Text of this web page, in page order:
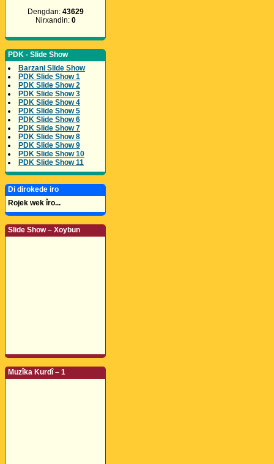
Dengdan: 43629
Nirxandin: 0
PDK - Slide Show
Barzani Slide Show
PDK Slide Show 1
PDK Slide Show 2
PDK Slide Show 3
PDK Slide Show 4
PDK Slide Show 5
PDK Slide Show 6
PDK Slide Show 7
PDK Slide Show 8
PDK Slide Show 9
PDK Slide Show 10
PDK Slide Show 11
Di dirokede iro
Rojek wek îro...
Slide Show – Xoybun
Muzîka Kurdî – 1